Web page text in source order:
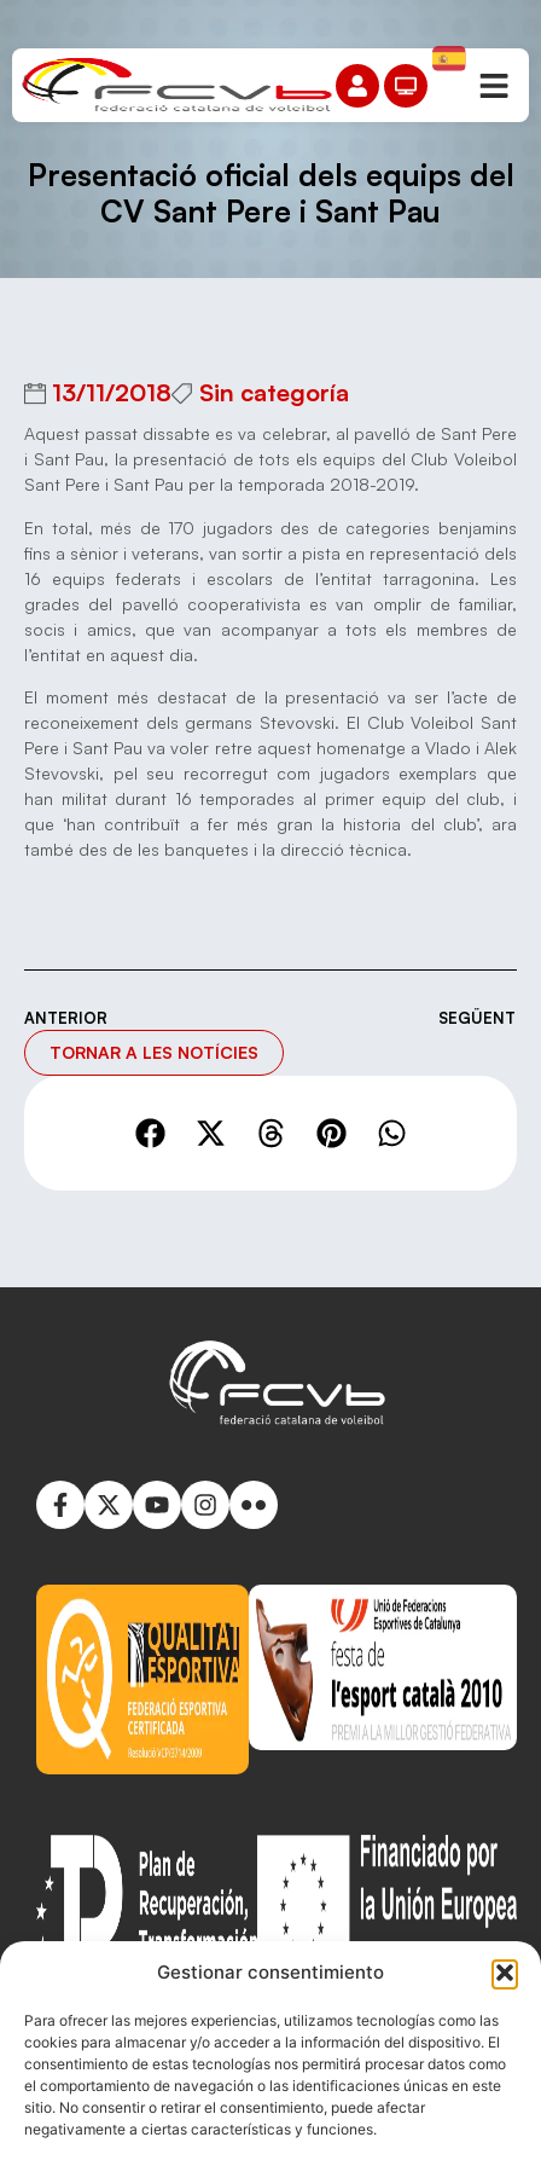
Gestionar consentimiento
Para ofrecer las mejores experiencias, utilizamos tecnologías como las
cookies para almacenar y/o acceder a la información del dispositivo. El
consentimiento de estas tecnologías nos permitirá procesar datos como
el comportamiento de navegación o las identificaciones únicas en este
sitio. No consentir o retirar el consentimiento, puede afectar
negativamente a ciertas características y funciones.
Presentació oficial dels equips del
CV Sant Pere i Sant Pau
13/11/2018 Sin categoría
Aquest passat dissabte es va celebrar, al pavelló de Sant Pere
i Sant Pau, la presentació de tots els equips del Club Voleibol
Sant Pere i Sant Pau per la temporada 2018-2019.
En total, més de 170 jugadors des de categories benjamins
fins a sènior i veterans, van sortir a pista en representació dels
16 equips federats i escolars de l’entitat tarragonina. Les
grades del pavelló cooperativista es van omplir de familiar,
socis i amics, que van acompanyar a tots els membres de
l’entitat en aquest dia.
El moment més destacat de la presentació va ser l’acte de
reconeixement dels germans Stevovski. El Club Voleibol Sant
Pere i Sant Pau va voler retre aquest homenatge a Vlado i Alek
Stevovski, pel seu recorregut com jugadors exemplars que
han militat durant 16 temporades al primer equip del club, i
que ‘han contribuït a fer més gran la historia del club’, ara
també des de les banquetes i la direcció tècnica.
ANTERIOR SEGÜENT
TORNAR A LES NOTÍCIES
Federació
Presidència
Competicions
Competiciones
Pista
Documentacio
Funcionament
Transparència
Contacte
Carrer de les
Jonqueres,